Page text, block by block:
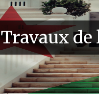
Travaux de